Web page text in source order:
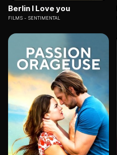
Berlin I Love you
FILMS SENTIMENTAL